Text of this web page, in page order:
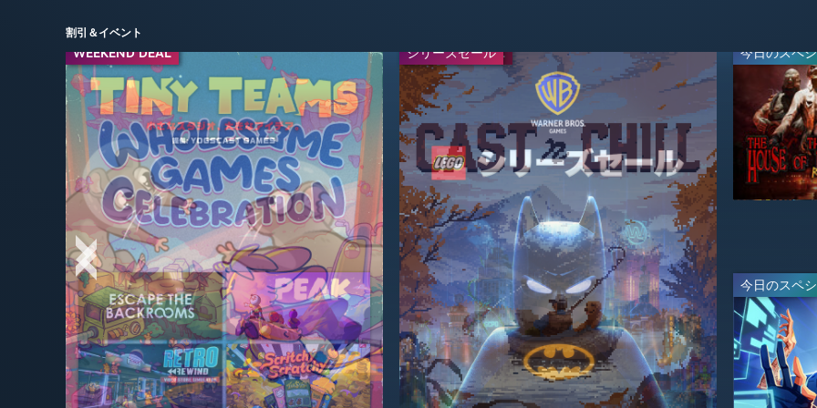
割引＆イベント
WEEKEND DEAL シリーズセール 今日のスペ
今日のスペ
WEEKEND DEAL WEEKEND DEAL 今日のスペ
今日のスペ
今日のスペシャル
-30% $5.99$4.19
-70% $59.99$17.99
-50% $49.99$24.99
-95% $49.99 $2.49
ライブ
-75% $39.99$9.99
-50% $39.99$19.99
-67% $49.99$16.49
-20% $9.99$7.99
ライブ